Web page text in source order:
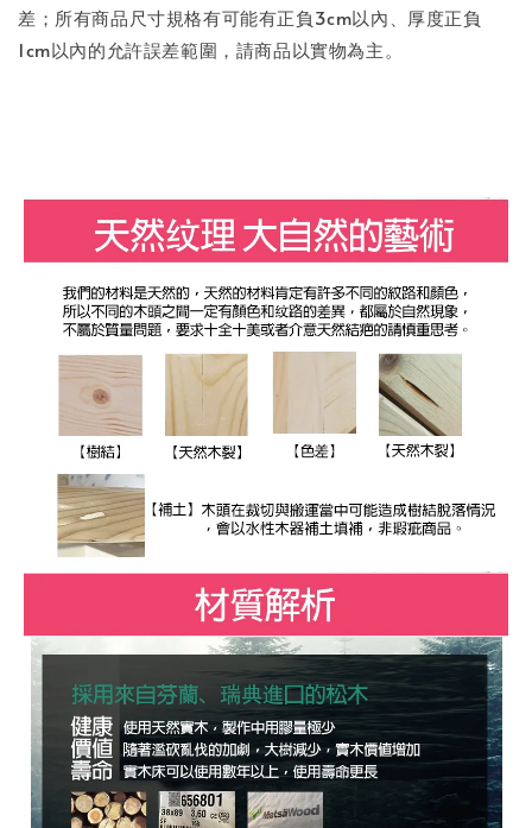
差；所有商品尺寸規格有可能有正負3cm以內、厚度正負
1cm以內的允許誤差範圍，請商品以實物為主。